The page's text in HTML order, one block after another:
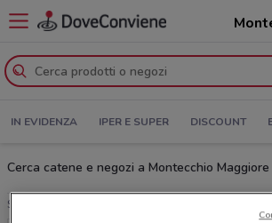
IN EVIDENZA IPER E SUPER DISCOUNT
Cerca catene e negozi a Montecchio Maggiore
Scegli una categoria